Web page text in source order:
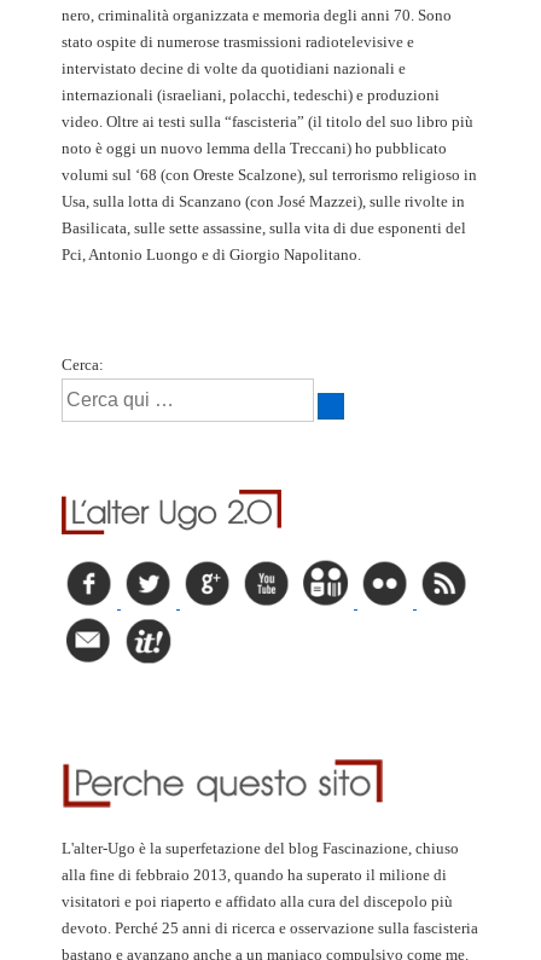
nero, criminalità organizzata e memoria degli anni 70. Sono
stato ospite di numerose trasmissioni radiotelevisive e
intervistato decine di volte da quotidiani nazionali e
internazionali (israeliani, polacchi, tedeschi) e produzioni
video. Oltre ai testi sulla “fascisteria” (il titolo del suo libro più
noto è oggi un nuovo lemma della Treccani) ho pubblicato
volumi sul ‘68 (con Oreste Scalzone), sul terrorismo religioso in
Usa, sulla lotta di Scanzano (con José Mazzei), sulle rivolte in
Basilicata, sulle sette assassine, sulla vita di due esponenti del
Pci, Antonio Luongo e di Giorgio Napolitano.
Cerca:
L'alter-Ugo è la superfetazione del blog Fascinazione, chiuso
alla fine di febbraio 2013, quando ha superato il milione di
visitatori e poi riaperto e affidato alla cura del discepolo più
devoto. Perché 25 anni di ricerca e osservazione sulla fascisteria
bastano e avanzano anche a un maniaco compulsivo come me.